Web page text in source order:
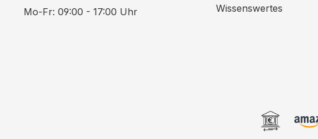
Mo-Fr: 09:00 - 17:00 Uhr
Wissenswertes